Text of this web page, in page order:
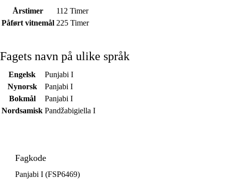
Årstimer
112 Timer
Påført vitnemål 225 Timer
Fagets navn på ulike språk
Engelsk
Punjabi I
Nynorsk
Panjabi I
Bokmål
Panjabi I
Nordsamisk Pandžabigiella I
Fagkode
Panjabi I (FSP6469)